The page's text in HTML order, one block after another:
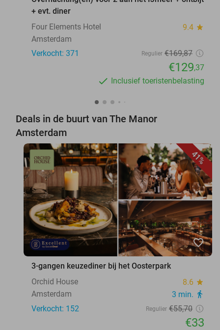
+ evt. diner
Four Elements Hotel
9.4 star
Amsterdam
Verkocht: 371
Regulier €169,87
€129,37
Inclusief toeristenbelasting
Deals in de buurt van The Manor
Amsterdam
41%
favorite_border
3-gangen keuzediner bij het Oosterpark
Orchid House
8.6 star
Amsterdam 3 min. directions_walk
Verkocht: 152 Regulier €55,70
€33